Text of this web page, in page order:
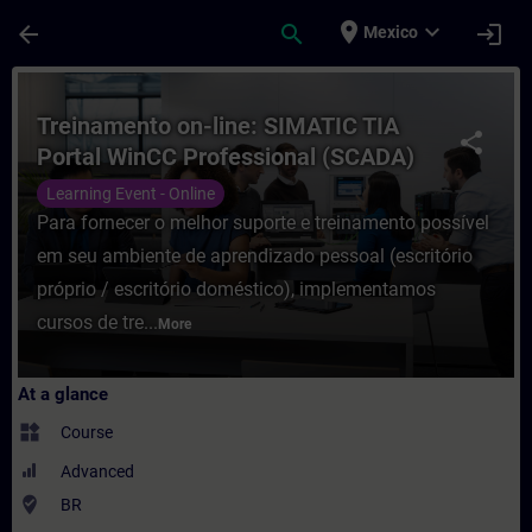
arrow_back search place Mexico expand_more login
Course - Treinamento on-line: SIMATIC
share
Treinamento on-line: SIMATIC TIA
Portal WinCC Professional (SCADA)
Learning Event - Online
Para fornecer o melhor suporte e treinamento possível
em seu ambiente de aprendizado pessoal (escritório
próprio / escritório doméstico), implementamos
cursos de tre... More
At a glance
widgets Course
Advanced
where_to_vote BR